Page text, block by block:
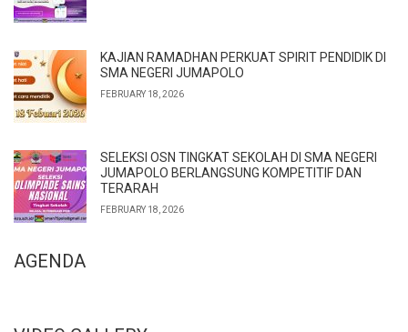
KAJIAN RAMADHAN PERKUAT SPIRIT PENDIDIK DI
SMA NEGERI JUMAPOLO
FEBRUARY 18, 2026
SELEKSI OSN TINGKAT SEKOLAH DI SMA NEGERI
JUMAPOLO BERLANGSUNG KOMPETITIF DAN
TERARAH
FEBRUARY 18, 2026
AGENDA